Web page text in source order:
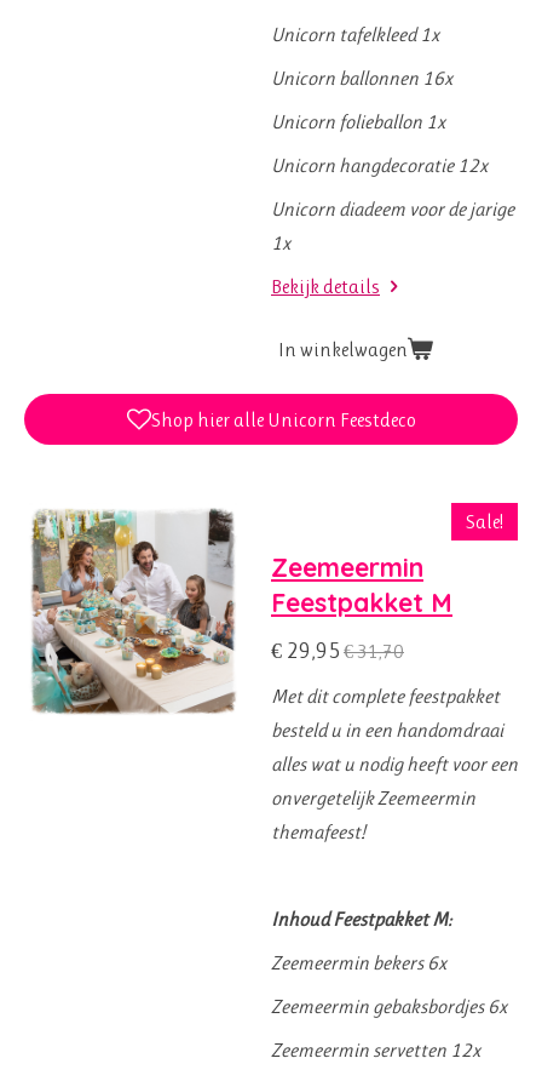
Unicorn tafelkleed 1x
Unicorn ballonnen 16x
Unicorn folieballon 1x
Unicorn hangdecoratie 12x
Unicorn diadeem voor de jarige
1x
Bekijk details
In winkelwagen
Shop hier alle Unicorn Feestdeco
Sale!
Zeemeermin
Feestpakket M
€ 29,95 € 31,70
Met dit complete feestpakket
besteld u in een handomdraai
alles wat u nodig heeft voor een
onvergetelijk Zeemeermin
themafeest!
Inhoud Feestpakket M:
Zeemeermin bekers 6x
Zeemeermin gebaksbordjes 6x
Zeemeermin servetten 12x